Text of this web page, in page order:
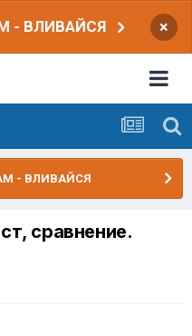
- ВЛИВАЙСЯ ×
- ВЛИВАЙСЯ
сравнение.